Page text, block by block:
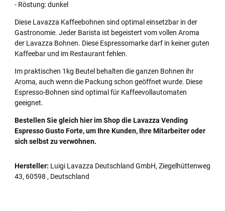
- Röstung: dunkel
Diese Lavazza Kaffeebohnen sind optimal einsetzbar in der
Gastronomie. Jeder Barista ist begeistert vom vollen Aroma
der Lavazza Bohnen. Diese Espressomarke darf in keiner guten
Kaffeebar und im Restaurant fehlen.
Im praktischen 1kg Beutel behalten die ganzen Bohnen ihr
Aroma, auch wenn die Packung schon geöffnet wurde. Diese
Espresso-Bohnen sind optimal für Kaffeevollautomaten
geeignet.
Bestellen Sie gleich hier im Shop die Lavazza Vending
Espresso Gusto Forte, um Ihre Kunden, Ihre Mitarbeiter oder
sich selbst zu verwöhnen.
Hersteller: Luigi Lavazza Deutschland GmbH, Ziegelhüttenweg
43, 60598 , Deutschland